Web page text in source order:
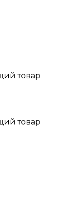
товар
товар